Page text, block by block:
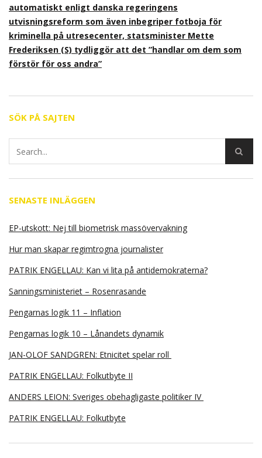
automatiskt enligt danska regeringens
utvisningsreform som även inbegriper fotboja för
kriminella på utresecenter, statsminister Mette
Frederiksen (S) tydliggör att det ”handlar om dem som
förstör för oss andra”
SÖK PÅ SAJTEN
SENASTE INLÄGGEN
EP-utskott: Nej till biometrisk massövervakning
Hur man skapar regimtrogna journalister
PATRIK ENGELLAU: Kan vi lita på antidemokraterna?
Sanningsministeriet – Rosenrasande
Pengarnas logik 11 – Inflation
Pengarnas logik 10 – Lånandets dynamik
JAN-OLOF SANDGREN: Etnicitet spelar roll
PATRIK ENGELLAU: Folkutbyte II
ANDERS LEION: Sveriges obehagligaste politiker IV
PATRIK ENGELLAU: Folkutbyte